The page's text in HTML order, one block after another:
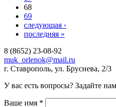
68
69
следующая ›
последняя »
8 (8652) 23-08-92
muk_orlenok@mail.ru
г. Ставрополь, ул. Бруснева, 2/3
У вас есть вопросы? Задайте
Ваше имя *